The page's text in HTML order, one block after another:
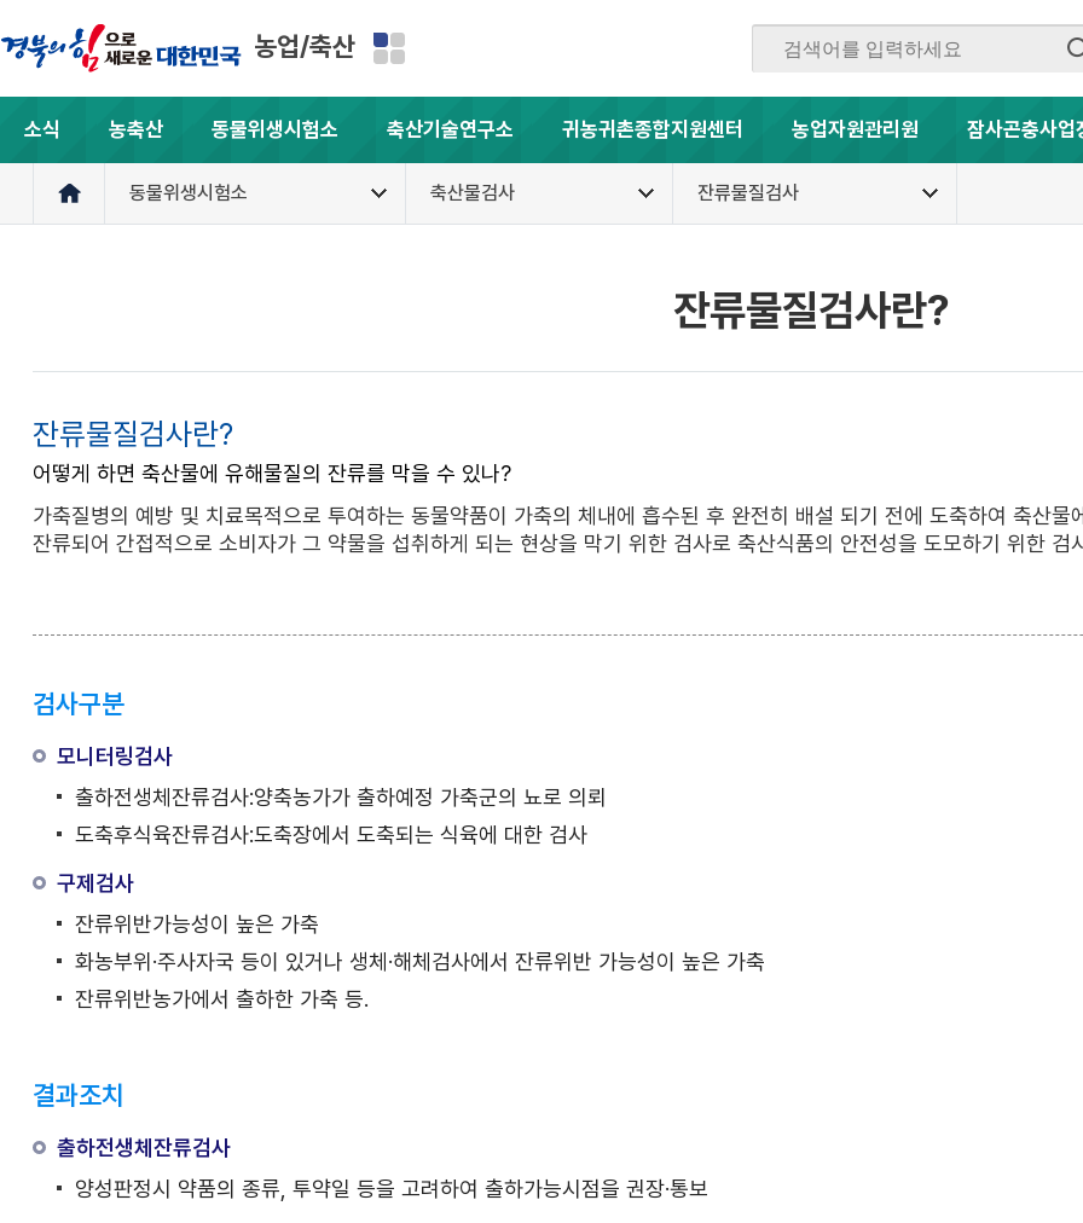
농업/축산
소식 농축산 동물위생시험소 축산기술연구소 귀농귀촌종합지원센터 농업자원관리원 잠사곤충사업
동물위생시험소 축산물검사 잔류물질검사
잔류물질검사란?
잔류물질검사란?
어떻게 하면 축산물에 유해물질의 잔류를 막을 수 있나?
가축질병의 예방 및 치료목적으로 투여하는 동물약품이 가축의 체내에 흡수된 후 완전히 배설 되기 전에 도축하여 축산물
잔류되어 간접적으로 소비자가 그 약물을 섭취하게 되는 현상을 막기 위한 검사로 축산식품의 안전성을 도모하기 위한 검
검사구분
모니터링검사
출하전생체잔류검사:양축농가가 출하예정 가축군의 뇨로 의뢰
도축후식육잔류검사:도축장에서 도축되는 식육에 대한 검사
구제검사
잔류위반가능성이 높은 가축
화농부위·주사자국 등이 있거나 생체·해체검사에서 잔류위반 가능성이 높은 가축
잔류위반농가에서 출하한 가축 등.
결과조치
출하전생체잔류검사
양성판정시 약품의 종류, 투약일 등을 고려하여 출하가능시점을 권장·통보